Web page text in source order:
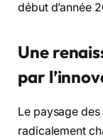
début d’année
Une
par
Le paysage
radicalement